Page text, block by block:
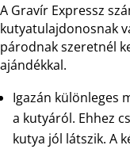
A Gravír Expressz
kutyatulajdonosnak
párodnak szeretnél
ajándékkal.
Igazán különleges
a kutyáról. Ehhez
kutya jól látszik. A